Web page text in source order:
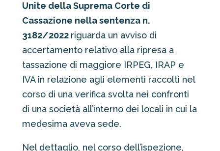
Unite della Suprema Corte di
Cassazione nella sentenza n.
3182/2022 riguarda un avviso di
accertamento relativo alla ripresa a
tassazione di maggiore IRPEG, IRAP e
IVA in relazione agli elementi raccolti nel
corso di una verifica svolta nei confronti
di una società all’interno dei locali in cui la
medesima aveva sede.
Nel dettaglio, nel corso dell’ispezione,